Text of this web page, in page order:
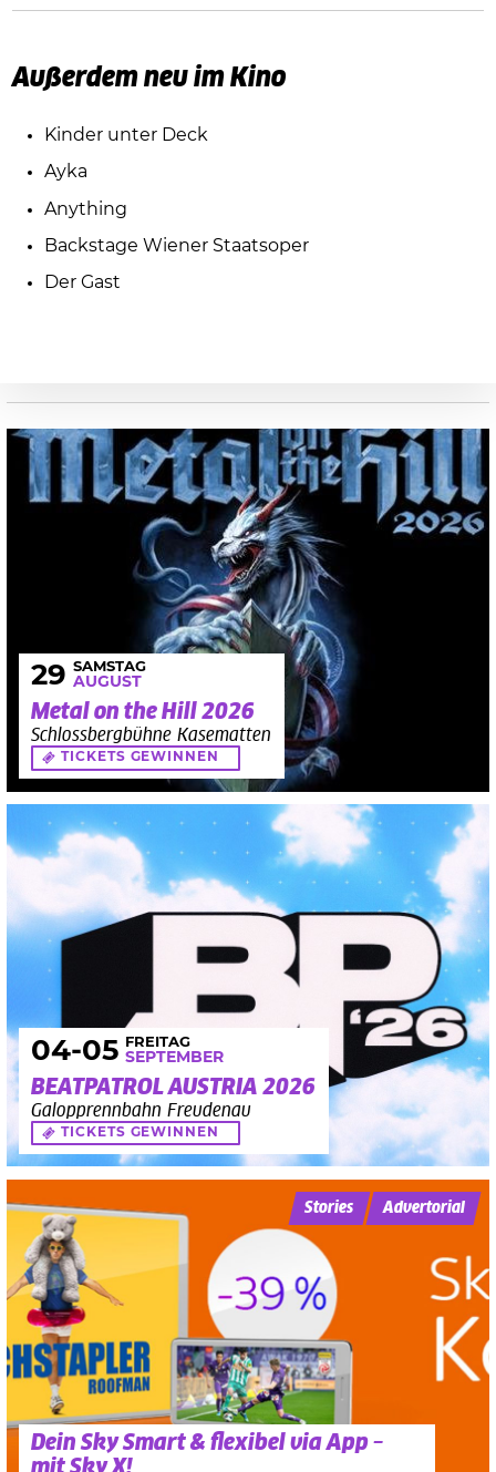
Außerdem neu im Kino
Kinder unter Deck
Ayka
Anything
Backstage Wiener Staatsoper
Der Gast
29 SAMSTAG
AUGUST
Metal on the Hill 2026
Schlossbergbühne Kasematten
TICKETS GEWINNEN
04-05 FREITAG
SEPTEMBER
BEATPATROL AUSTRIA 2026
Galopprennbahn Freudenau
TICKETS GEWINNEN
Dein Sky Smart & flexibel via App –
Stories Advertorial